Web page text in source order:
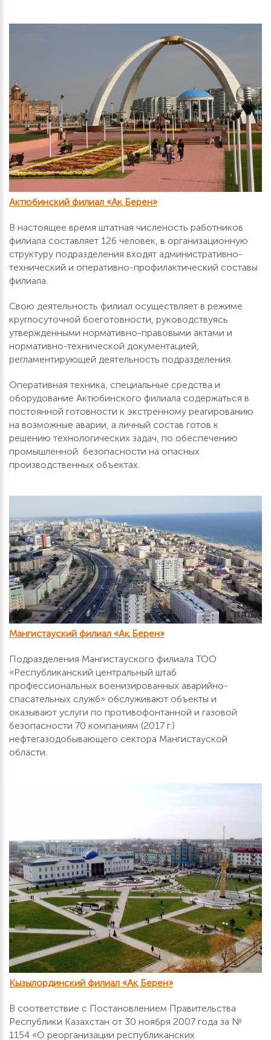
Актюбинский филиал «Ақ Берен»
В настоящее время штатная численость работников
филиала составляет 126 человек, в организационную
структуру подразделения входят административно-
технический и оперативно-профилактический составы
филиала.
Свою деятельность филиал осуществляет в режиме
круглосуточной боеготовности, руководствуясь
утвержденными нормативно-правовыми актами и
нормативно-технической документацией,
регламентирующей деятельность подразделения.
Оперативная техника, специальные средства и
оборудование Актюбинского филиала содержаться в
постоянной готовности к экстренному реагированию
на возможные аварии, а личный состав готов к
решению технологических задач, по обеспечению
промышленной безопасности на опасных
производственных объектах.
Мангистауский филиал «Ақ Берен»
Подразделения Мангистауского филиала ТОО
«Республиканский центральный штаб
профессиональных военизированных аварийно-
спасательных служб» обслуживают объекты и
оказывают услуги по противофонтанной и газовой
безопасности 70 компаниям (2017 г.)
нефтегазодобывающего сектора Мангистауской
области.
Кызылординский филиал «Ақ Берен»
В соответствие с Постановлением Правительства
Республики Казахстан от 30 ноября 2007 года за №
1154 «О реорганизации республиканских